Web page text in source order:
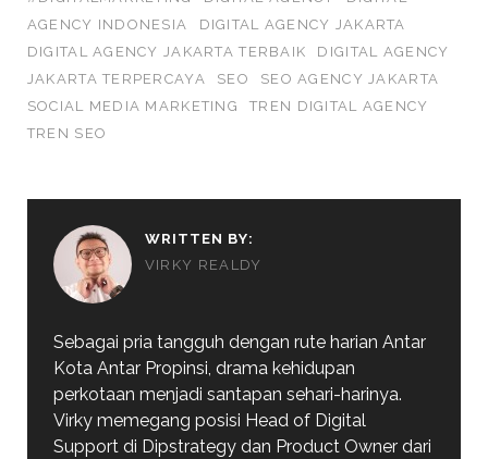
AGENCY INDONESIA
DIGITAL AGENCY JAKARTA
DIGITAL AGENCY JAKARTA TERBAIK
DIGITAL AGENCY
JAKARTA TERPERCAYA
SEO
SEO AGENCY JAKARTA
SOCIAL MEDIA MARKETING
TREN DIGITAL AGENCY
TREN SEO
WRITTEN BY:
VIRKY REALDY
Sebagai pria tangguh dengan rute harian Antar
Kota Antar Propinsi, drama kehidupan
perkotaan menjadi santapan sehari-harinya.
Virky memegang posisi Head of Digital
Support di Dipstrategy dan Product Owner dari